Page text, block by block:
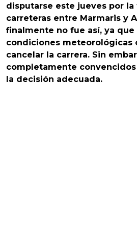
disputarse este jueves por la
carreteras entre Marmaris y
finalmente no fue así, ya que
condiciones meteorológicas
cancelar la carrera. Sin
completamente
la decisión adecuada.